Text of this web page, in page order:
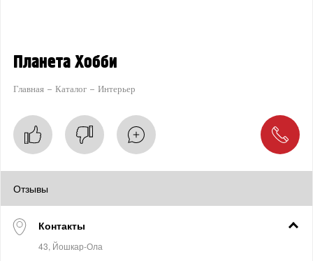
Планета Хобби
Главная Каталог Интерьер
Отзывы
Контакты